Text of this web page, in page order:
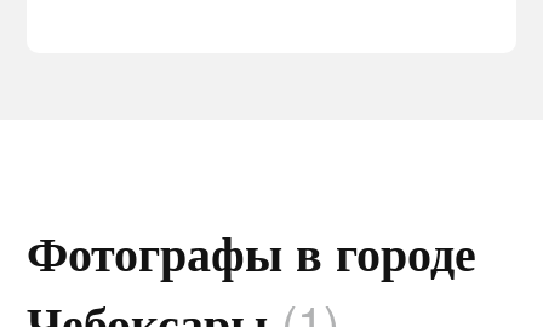
Фотографы в городе